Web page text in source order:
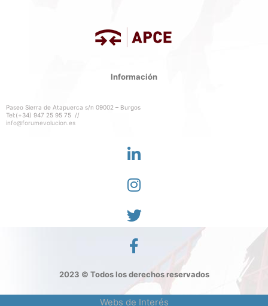
Información
Paseo Sierra de Atapuerca s/n 09002 – Burgos
Tel:(+34) 947 25 95 75 //
info@forumevolucion.es
2023 © Todos los derechos reservados
Webs de Interés